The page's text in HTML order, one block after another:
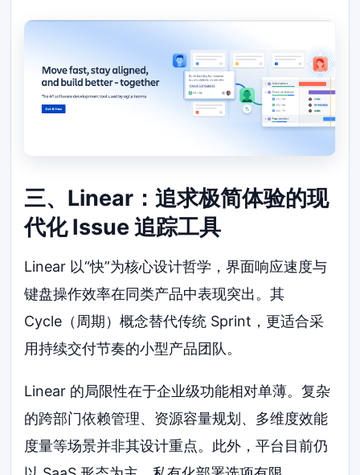
三、Linear：追求极简体验的现
代化 Issue 追踪工具
Linear 以“快”为核心设计哲学，界面响应速度与
键盘操作效率在同类产品中表现突出。其
Cycle（周期）概念替代传统 Sprint，更适合采
用持续交付节奏的小型产品团队。
Linear 的局限性在于企业级功能相对单薄。复杂
的跨部门依赖管理、资源容量规划、多维度效能
度量等场景并非其设计重点。此外，平台目前仍